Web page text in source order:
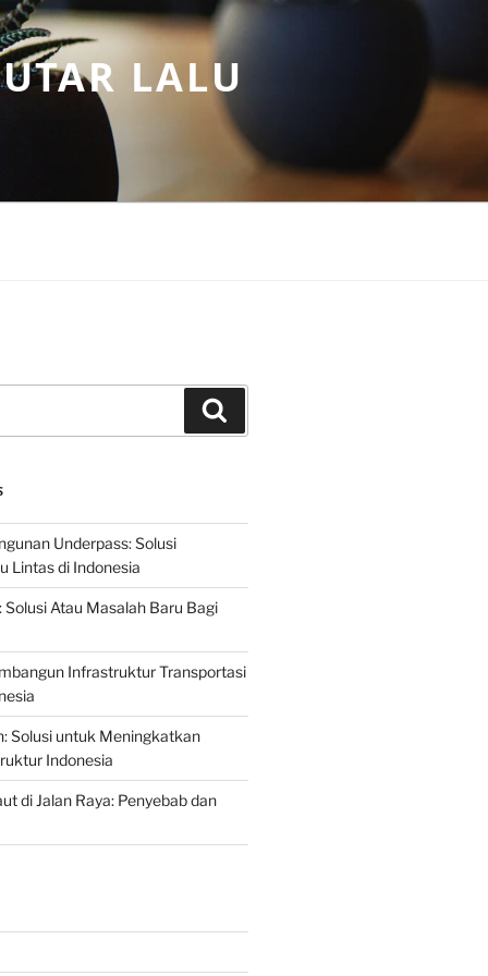
LALU
Underpass: Solusi
Lintas di Indonesia
Solusi Atau Masalah Baru Bagi
Infrastruktur Transportasi
Solusi untuk Meningkatkan
Indonesia
di Jalan Raya: Penyebab dan